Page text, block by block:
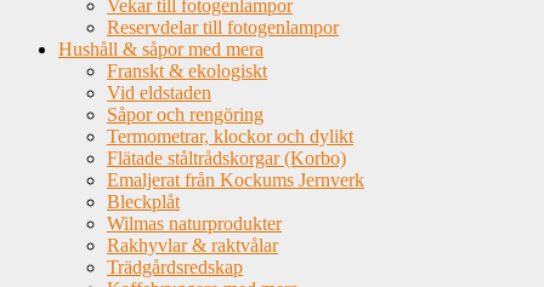
Vekar till fotogenlampor
Reservdelar till fotogenlampor
Hushåll & såpor med mera
Franskt & ekologiskt
Vid eldstaden
Såpor och rengöring
Termometrar, klockor och dylikt
Flätade ståltrådskorgar (Korbo)
Emaljerat från Kockums Jernverk
Bleckplåt
Wilmas naturprodukter
Rakhyvlar & raktvålar
Trädgårdsredskap